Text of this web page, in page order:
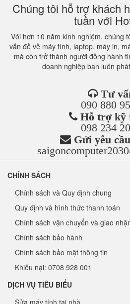
Chúng tôi hỗ trợ khách
tuần với
Với hơn 10 năm kinh nghiệm, chúng
vấn đề về máy tính, laptop, máy in,
mà còn trở thành người đồng hành
doanh nghiệp bạn luôn
Tư
090 880
Hỗ trợ kỹ
098 234
Gửi yêu
CHÍNH SÁCH
Chính sách và Quy định chung
Quy định và hình thức thanh toán
Chính sách vận chuyển và giao
Chính sách bảo hành
Chính sách bảo mật thông tin
Khiếu nại: 0708 928 001
DỊCH VỤ TIÊU BIỂU
Sửa máy tính tại nhà